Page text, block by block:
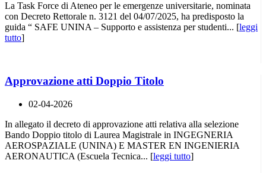
La Task Force di Ateneo per le emergenze universitarie, nominata
con Decreto Rettorale n. 3121 del 04/07/2025, ha predisposto la
guida “ SAFE UNINA – Supporto e assistenza per studenti... [leggi
tutto]
Approvazione atti Doppio Titolo
02-04-2026
In allegato il decreto di approvazione atti relativa alla selezione
Bando Doppio titolo di Laurea Magistrale in INGEGNERIA
AEROSPAZIALE (UNINA) E MASTER EN INGENIERIA
AERONAUTICA (Escuela Tecnica... [leggi tutto]